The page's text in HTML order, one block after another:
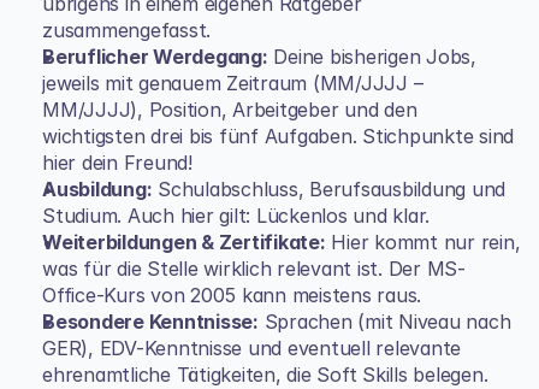
zusammengefasst.
Beruflicher Werdegang: Deine bisherigen Jobs,
jeweils mit genauem Zeitraum (MM/JJJJ –
MM/JJJJ), Position, Arbeitgeber und den
wichtigsten drei bis fünf Aufgaben. Stichpunkte sind
hier dein Freund!
Ausbildung: Schulabschluss, Berufsausbildung und
Studium. Auch hier gilt: Lückenlos und klar.
Weiterbildungen & Zertifikate: Hier kommt nur rein,
was für die Stelle wirklich relevant ist. Der MS-
Office-Kurs von 2005 kann meistens raus.
Besondere Kenntnisse: Sprachen (mit Niveau nach
GER), EDV-Kenntnisse und eventuell relevante
ehrenamtliche Tätigkeiten, die Soft Skills belegen.